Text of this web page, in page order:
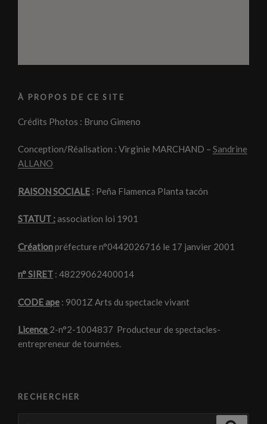
À PROPOS DE CE SITE
Crédits Photos : Bruno Gimeno
Conception/Réalisation : Virginie MARCHAND – Sandrine
ALLANO
RAISON SOCIALE : Peña Flamenca Planta tacón
STATUT :association loi 1901
Créationpréfecture n°0442026716 le 17 janvier 2001
n° SIRET : 48229062400014
CODE ape : 9001Z Arts du spectacle vivant
Licence 2-n°2-1004837 Producteur de spectacles-
entrepreneur de tournées.
RECHERCHER